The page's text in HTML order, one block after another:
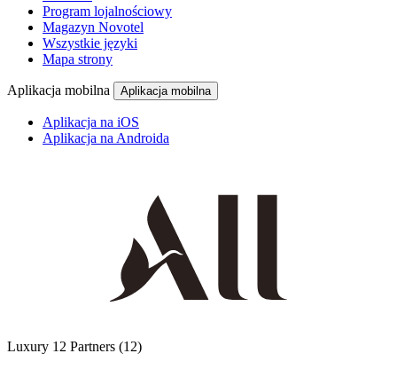
Program lojalnościowy
Magazyn Novotel
Wszystkie języki
Mapa strony
Aplikacja mobilna Aplikacja mobilna
Aplikacja na iOS
Aplikacja na Androida
Luxury 12 Partners (12)